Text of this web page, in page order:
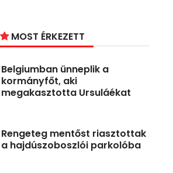
MOST ÉRKEZETT
Belgiumban ünneplik a
kormányfőt, aki
megakasztotta Ursuláékat
Rengeteg mentőst riasztottak
a hajdúszoboszlói parkolóba